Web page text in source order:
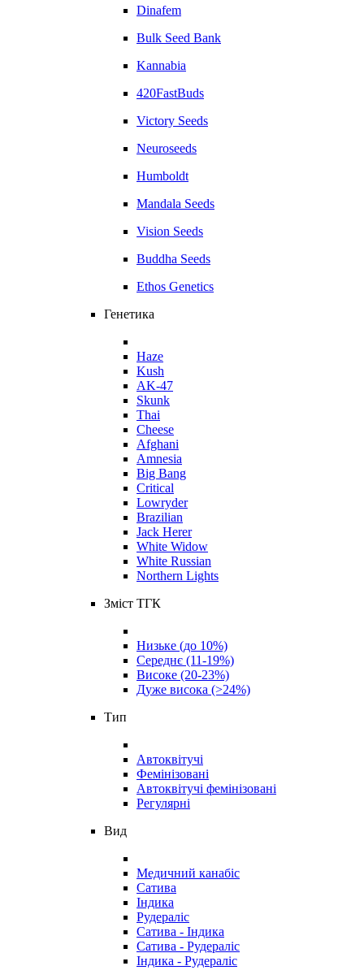
Dinafem
Bulk Seed Bank
Kannabia
420FastBuds
Victory Seeds
Neuroseeds
Humboldt
Mandala Seeds
Vision Seeds
Buddha Seeds
Ethos Genetics
Генетика
Haze
Kush
AK-47
Skunk
Thai
Cheese
Afghani
Amnesia
Big Bang
Critical
Lowryder
Brazilian
Jack Herer
White Widow
White Russian
Northern Lights
Зміст ТГК
Низьке (до 10%)
Середнє (11-19%)
Високе (20-23%)
Дуже висока (>24%)
Тип
Автоквітучі
Фемінізовані
Автоквітучі фемінізовані
Регулярні
Вид
Медичний канабіс
Сатива
Індика
Рудераліс
Сатива - Індика
Сатива - Рудераліс
Індика - Рудераліс